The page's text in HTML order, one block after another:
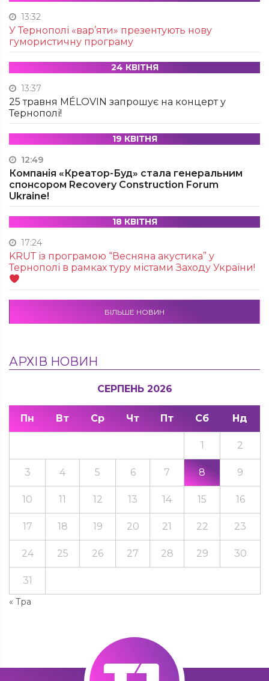
13:32
У Тернополі «вар’яти» презентують нову
гумористичну програму
24 КВІТНЯ
13:37
25 травня MÉLOVIN запрошує на концерт у
Тернополі!
19 КВІТНЯ
12:49
Компанія «Креатор-Буд» стала генеральним
спонсором Recovery Construction Forum
Ukraine!
18 КВІТНЯ
17:24
KRUТ із програмою “Весняна акустика” у
Тернополі в рамках туру містами Заходу України!
БІЛЬШЕ НОВИН
АРХІВ НОВИН
СЕРПЕНЬ 2026
Пн Вт Ср Чт Пт Сб Нд
« Тра
1 2
3 4 5 6 7 8 9
10 11 12 13 14 15 16
17 18 19 20 21 22 23
24 25 26 27 28 29 30
31